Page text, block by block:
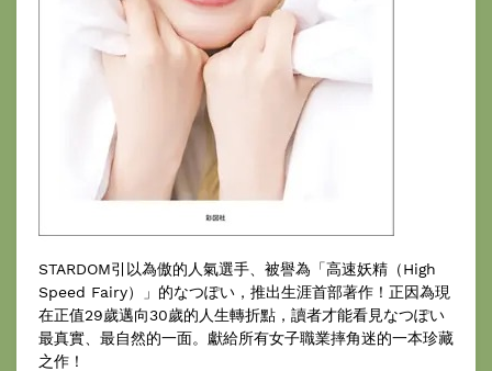
STARDOM引以為傲的人氣選手、被譽為「高速妖精（High
Speed Fairy）」的なつぽい，推出生涯首部著作！正因為現
在正值29歲邁向30歲的人生轉折點，讀者才能看見なつぽい
最真實、最自然的一面。獻給所有女子職業摔角迷的一本珍藏
之作！